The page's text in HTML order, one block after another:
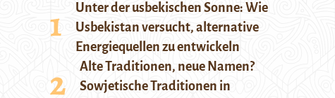
Unter der usbekischen Sonne: Wie
Usbekistan versucht, alternative
Energiequellen zu entwickeln
Alte Traditionen, neue Namen?
Sowjetische Traditionen in